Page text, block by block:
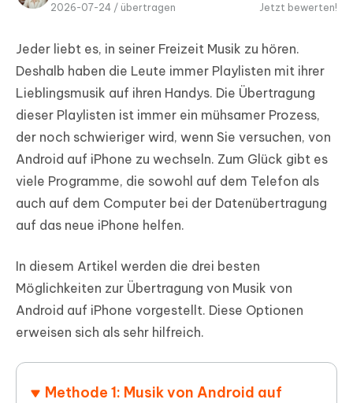
2026-07-24 / übertragen Jetzt bewerten!
Jeder liebt es, in seiner Freizeit Musik zu hören.
Deshalb haben die Leute immer Playlisten mit ihrer
Lieblingsmusik auf ihren Handys. Die Übertragung
dieser Playlisten ist immer ein mühsamer Prozess,
der noch schwieriger wird, wenn Sie versuchen, von
Android auf iPhone zu wechseln. Zum Glück gibt es
viele Programme, die sowohl auf dem Telefon als
auch auf dem Computer bei der Datenübertragung
auf das neue iPhone helfen.
In diesem Artikel werden die drei besten
Möglichkeiten zur Übertragung von Musik von
Android auf iPhone vorgestellt. Diese Optionen
erweisen sich als sehr hilfreich.
Methode 1: Musik von Android auf